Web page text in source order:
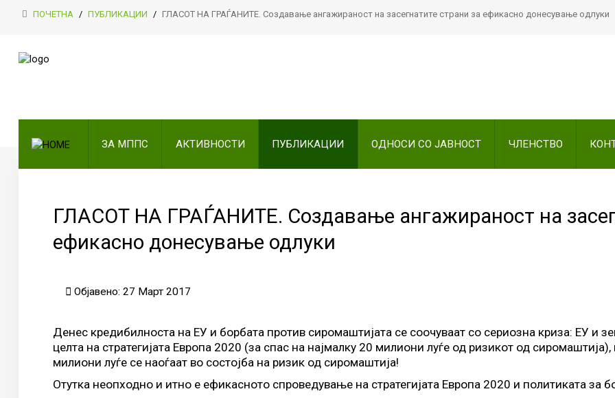
ПОЧЕТНА
ЧЛЕНСТВО
КОНТАКТ
ПОЧЕТНА / ПУБЛИКАЦИИ / ГЛАСОТ НА ГРАЃАНИТЕ. Создавање ангажираност на засегнатите страни за ефикасно донесување одлуки
ЗА МППС АКТИВНОСТИ ПУБЛИКАЦИИ ОДНОСИ СО ЈАВНОСТ ЧЛЕНСТВО
ГЛАСОТ НА ГРАЃАНИТЕ. Создавање ангажираност на
ефикасно донесување одлуки
Објавено: 27 Март 2017
Денес кредибилноста на ЕУ и борбата против сиромаштијата се соочуваат со сериозна криза: ЕУ и
целта на стратегијата Европа 2020 (за спас на најмалку 20 милиони луѓе од ризикот од
милиони луѓе се наоѓаат во состојба на ризик од сиромаштија!
Отутка неопходно и итно е ефикасното спроведување на стратегијата Европа 2020 и политиката за